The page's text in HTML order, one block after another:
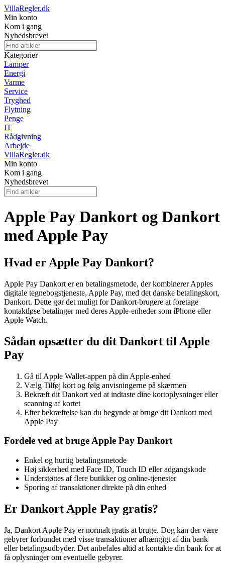
VillaRegler.dk
Min konto
Kom i gang
Nyhedsbrevet
Kategorier
Lamper
Energi
Varme
Service
Tryghed
Flytning
Penge
IT
Rådgivning
Arbejde
VillaRegler.dk
Min konto
Kom i gang
Nyhedsbrevet
Apple Pay Dankort og Dankort
med Apple Pay
Hvad er Apple Pay Dankort?
Apple Pay Dankort er en betalingsmetode, der kombinerer Apples
digitale tegnebogstjeneste, Apple Pay, med det danske betalingskort,
Dankort. Dette gør det muligt for Dankort-brugere at foretage
kontaktløse betalinger med deres Apple-enheder som iPhone eller
Apple Watch.
Sådan opsætter du dit Dankort til Apple
Pay
Gå til Apple Wallet-appen på din Apple-enhed
Vælg Tilføj kort og følg anvisningerne på skærmen
Bekræft dit Dankort ved at indtaste dine kortoplysninger eller
scanning af kortet
Efter bekræftelse kan du begynde at bruge dit Dankort med
Apple Pay
Fordele ved at bruge Apple Pay Dankort
Enkel og hurtig betalingsmetode
Høj sikkerhed med Face ID, Touch ID eller adgangskode
Understøttes af flere butikker og online-tjenester
Sporing af transaktioner direkte på din enhed
Er Dankort Apple Pay gratis?
Ja, Dankort Apple Pay er normalt gratis at bruge. Dog kan der være
gebyrer forbundet med visse transaktioner afhængigt af din bank
eller betalingsudbyder. Det anbefales altid at kontakte din bank for at
få oplysninger om eventuelle gebyrer.